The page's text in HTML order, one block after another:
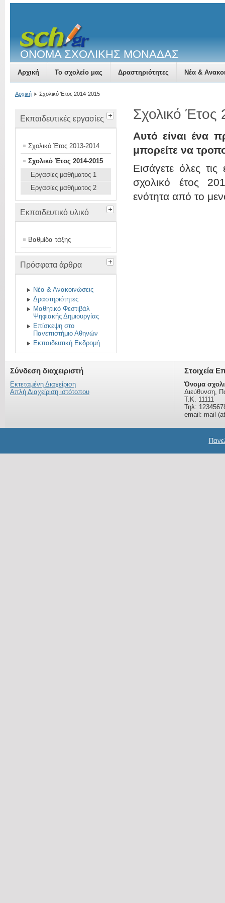
ΟΝΟΜΑ ΣΧΟΛΙΚΗΣ ΜΟΝΑΔΑΣ
Αρχική Το σχολείο μας Δραστηριότητες Νέα &
Αρχική Σχολικό Έτος 2014-2015
Εκπαιδευτικές εργασίες
Σχολικό Έτος 2013-2014
Σχολικό Έτος 2014-2015
Εργασίες μαθήματος 1
Εργασίες μαθήματος 2
Εκπαιδευτικό υλικό
Βαθμίδα τάξης
Πρόσφατα άρθρα
Νέα & Ανακοινώσεις
Δραστηριότητες
Μαθητικό Φεστιβάλ
Ψηφιακής Δημιουργίας
Επίσκεψη στο
Πανεπιστήμιο Αθηνών
Εκπαιδευτική Εκδρομή
Σχολικό
Αυτό είναι ένα
μπορείτε να
Εισάγετε όλες
σχολικό έτος
ενότητα από το
Σύνδεση διαχειριστή
Εκτεταμένη Διαχείριση
Απλή Διαχείριση ιστότοπου
Στοιχεία
Όνομα
Διεύθυνση,
Τ.Κ. 11111
Τηλ:
email: mail